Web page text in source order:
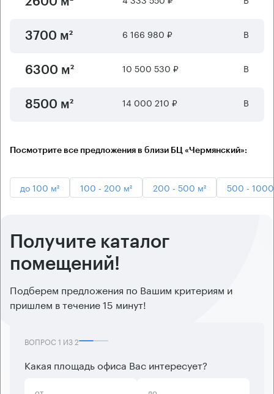
3700 м² 6 166 980 ₽ B
6300 м² 10 500 530 ₽ B
8500 м² 14 000 210 ₽ B
Посмотрите все предложения в близи БЦ «Чермянский»:
до 100 м² 100 - 200 м² 200 - 500 м² 500 -
Получите каталог
помещений!
Подберем предложения по Вашим критериям и
пришлем в течение 15 минут!
ВОПРОС 1 ИЗ2
Какая площадь офиса Вас интересует?